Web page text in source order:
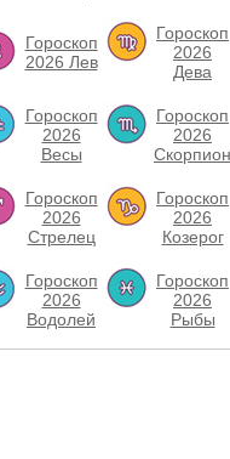
Гороскоп
2026 Лев
Гороскоп
2026
Дева
Гороскоп
2026
Весы
Гороскоп
2026
Скорпион
Гороскоп
2026
Стрелец
Гороскоп
2026
Козерог
Гороскоп
2026
Водолей
Гороскоп
2026
Рыбы